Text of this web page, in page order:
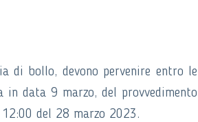
di bollo, devono pervenire entro le
data 9 marzo, del provvedimento
del 28 marzo 2023.